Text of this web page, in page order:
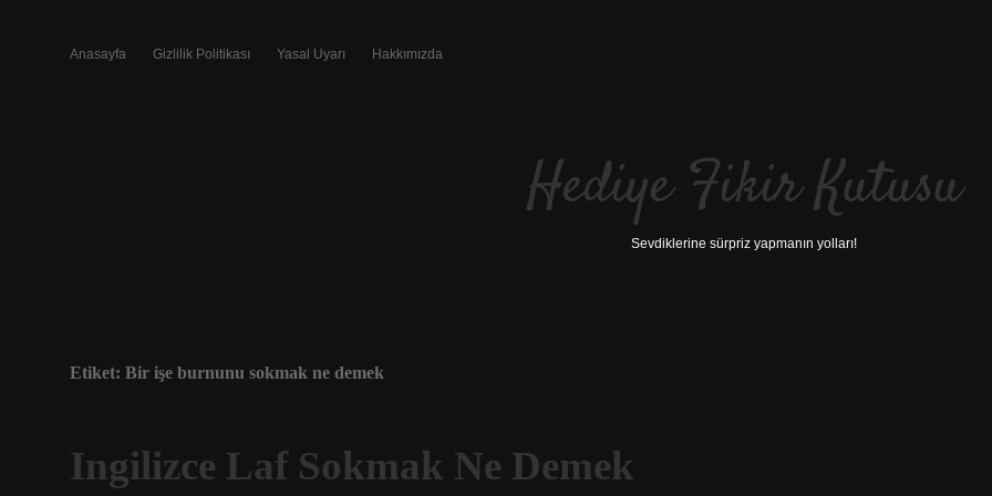
Anasayfa Gizlilik Politikası Yasal Uyarı Hakkımızda
Hediye Fikir Kutusu
Sevdiklerine sürpriz yapmanın yolları!
Etiket: Bir işe burnunu sokmak ne demek
Ingilizce Laf Sokmak Ne Demek